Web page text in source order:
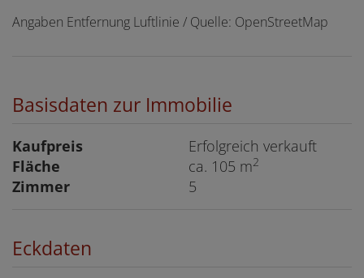
Angaben Entfernung Luftlinie / Quelle: OpenStreetMap
Basisdaten zur Immobilie
Kaufpreis
Erfolgreich verkauft
Fläche
ca. 105 m2
Zimmer 5
Eckdaten